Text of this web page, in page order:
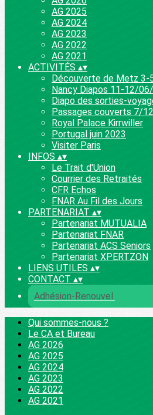
AG 2025
AG 2024
AG 2023
AG 2022
AG 2021
ACTIVITÉS ▴▾
Découverte de Metz 3-
Nancy Diapos 11-12/
Diapo des sorties-
Passages couverts 7/
Royal Palace Kirrwiller
Portugal juin 2023
Visiter Paris
INFOS ▴▾
Le Trait d'Union
Courrier des Retraités
CFR Echos
FNAR Au Fil des Jours
PARTENARIAT ▴▾
Partenariat MUTUALIA
Partenariat FNAR
Partenariat ACS Seniors
Partenariat XPERTZON
LIENS UTILES ▴▾
CONTACT ▴▾
Adhésion-Renouvel.
Qui sommes-nous ?
Le CA et Bureau
AG 2026
AG 2025
AG 2024
AG 2023
AG 2022
AG 2021